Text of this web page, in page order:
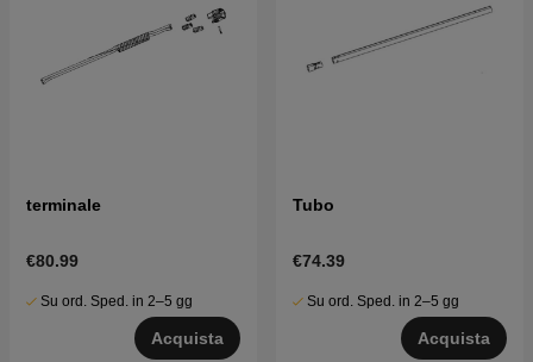
terminale
€80.99
Su ord. Sped. in 2–5 gg
Acquista
Tubo
€74.39
Su ord. Sped. in 2–5 gg
Acquista